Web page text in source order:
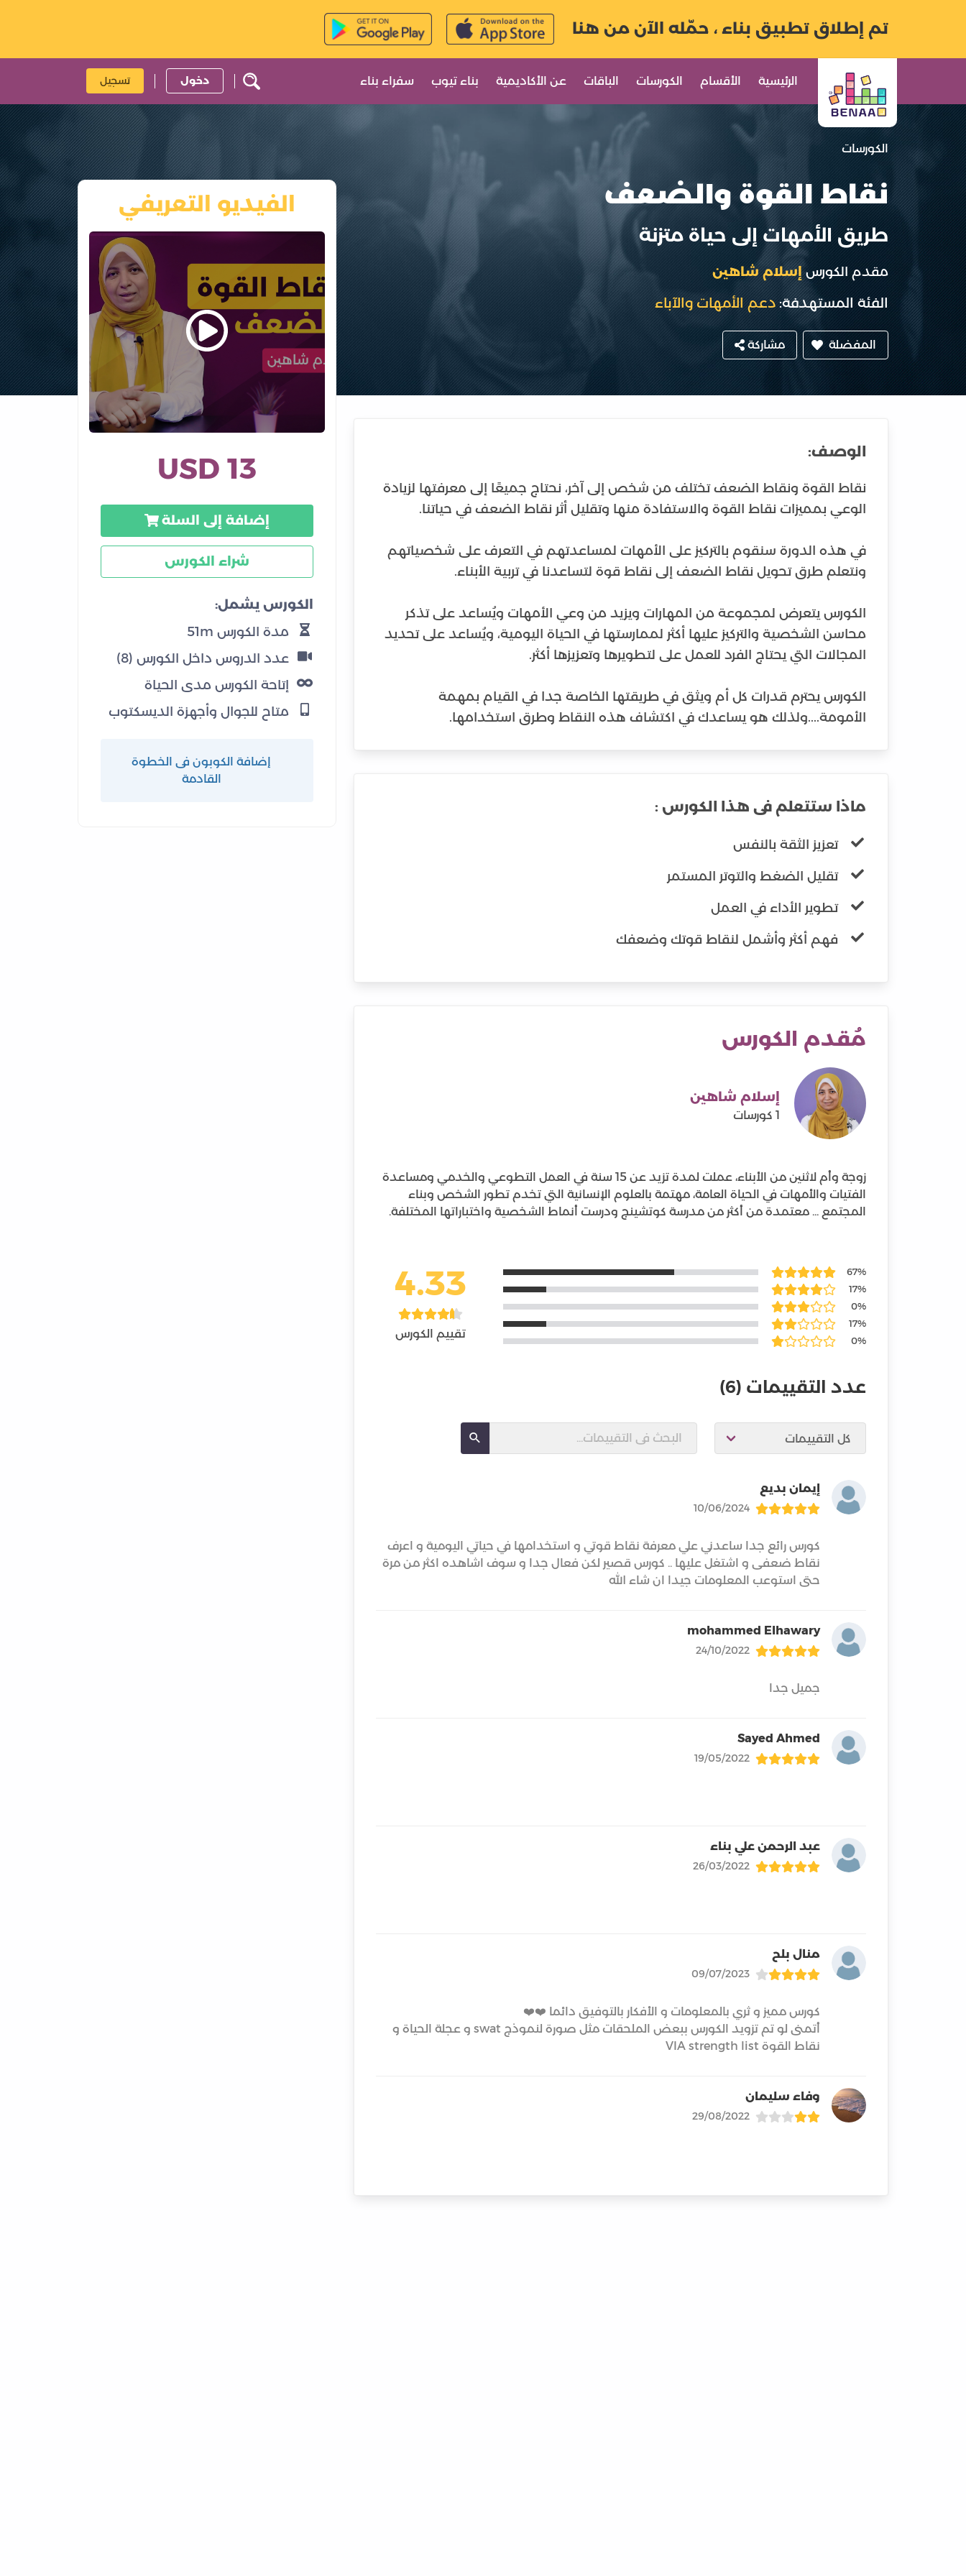
تم إطلاق تطبيق بناء ، حمّله الآن من هنا
الرئيسية الأقسام الكورسات الباقات عن الأكاديمية بناء تيوب سفراء بناء دخول تسجيل
الكورسات
نقاط القوة والضعف
طريق الأمهات إلى حياة متزنة
مقدم الكورسإسلام شاهين
الفئة المستهدفة:دعم الأمهات والآباء
المفضلة مشاركة
الوصف:
نقاط القوة ونقاط الضعف تختلف من شخص إلى آخر، نحتاج جميعًا إلى معرفتها لزيادة
في هذه الدورة سنقوم بالتركيز على الأمهات لمساعدتهم في التعرف على شخصياتهم
الكورس يتعرض لمجموعة من المهارات ويزيد من وعي الأمهات ويُساعد على تذكر
محاسن الشخصية والتركيز عليها أكثر لممارستها في الحياة اليومية، ويُساعد على تحديد
الكورس يحترم قدرات كل أم ويثق في طريقتها الخاصة جدا في القيام بمهمة
الأمومة....ولذلك هو يساعدك في اكتشاف هذه النقاط وطرق استخدامها.
ماذا ستتعلم فى هذا الكورس :
تعزيز الثقة بالنفس
تقليل الضغط والتوتر المستمر
تطوير الأداء في العمل
فهم أكثر وأشمل لنقاط قوتك وضعفك
مُقدم الكورس
إسلام شاهين
1 كورسات
زوجة وأم لاثنين من الأبناء، عملت لمدة تزيد عن 15 سنة في العمل التطوعي والخدمي ومساعدة
الفتيات والأمهات في الحياة العامة، مهتمة بالعلوم الإنسانية التي تخدم تطور الشخص وبناء
المجتمع ... معتمدة من أكثر من مدرسة كوتشينج ودرست أنماط الشخصية واختباراتها المختلفة.
4.33
تقييم الكورس
67%
17%
0%
17%
0%
عدد التقييمات (6)
إيمان بديع
10/06/2024
كورس رائع جدا ساعدني علي معرفة نقاط قوتي و استخدامها في حياتي اليومية و اعرف
نقاط ضعفى و اشتغل عليها .. كورس قصير لكن فعال جدا و سوف اشاهده اكثر من مرة
حتى استوعب المعلومات جيدا ان شاء الله
mohammed Elhawary
24/10/2022
جميل جدا
Sayed Ahmed
19/05/2022
عبد الرحمن علي بناء
26/03/2022
منال بلح
09/07/2023
أتمنى لو تم تزويد الكورس ببعض الملحقات مثل صورة لنموذج swat و عجلة الحياة و
نقاط القوة VIA strength list
وفاء سليمان
29/08/2022
الفيديو التعريفي
13 USD
إضافة إلى السلة
شراء الكورس
الكورس يشمل:
مدة الكورس 51m
عدد الدروس داخل الكورس (8)
إتاحة الكورس مدى الحياة
متاح للجوال وأجهزة الديسكتوب
إضافة الكوبون فى الخطوة
القادمة